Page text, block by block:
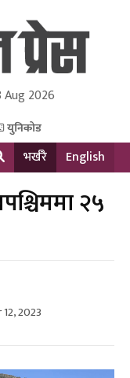
Pvt Ltd.
Aug 2026
युनिकोड
भर्खरै English
२५
2023